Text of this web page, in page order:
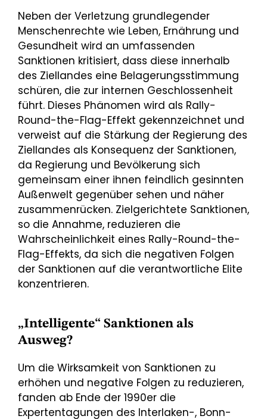
Neben der Verletzung grundlegender
Menschenrechte wie Leben, Ernährung und
Gesundheit wird an umfassenden
Sanktionen kritisiert, dass diese innerhalb
des Ziellandes eine Belagerungsstimmung
schüren, die zur internen Geschlossenheit
führt. Dieses Phänomen wird als Rally-
Round-the-Flag-Effekt gekennzeichnet und
verweist auf die Stärkung der Regierung des
Ziellandes als Konsequenz der Sanktionen,
da Regierung und Bevölkerung sich
gemeinsam einer ihnen feindlich gesinnten
Außenwelt gegenüber sehen und näher
zusammenrücken. Zielgerichtete Sanktionen,
so die Annahme, reduzieren die
Wahrscheinlichkeit eines Rally-Round-the-
Flag-Effekts, da sich die negativen Folgen
der Sanktionen auf die verantwortliche Elite
konzentrieren.
„Intelligente“ Sanktionen als
Ausweg?
Um die Wirksamkeit von Sanktionen zu
erhöhen und negative Folgen zu reduzieren,
fanden ab Ende der 1990er die
Expertentagungen des Interlaken-, Bonn-